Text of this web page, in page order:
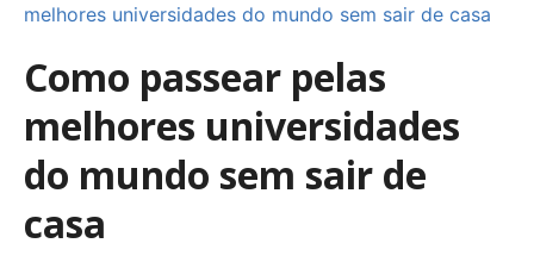
melhores universidades do mundo sem sair de casa
Como passear pelas
melhores universidades
do mundo sem sair de
casa